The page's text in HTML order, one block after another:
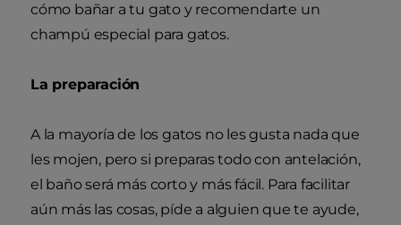
cómo bañar a tu gato y recomendarte un
champú especial para gatos.
La preparación
A la mayoría de los gatos no les gusta nada que
les mojen, pero si preparas todo con antelación,
el baño será más corto y más fácil. Para facilitar
aún más las cosas, píde a alguien que te ayude,